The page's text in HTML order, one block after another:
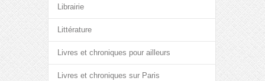
Librairie
Littérature
Livres et chroniques pour ailleurs
Livres et chroniques sur Paris